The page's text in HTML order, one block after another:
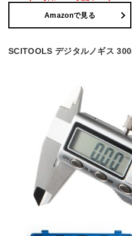
Amazonで見る
SCITOOLS デジタルノギス